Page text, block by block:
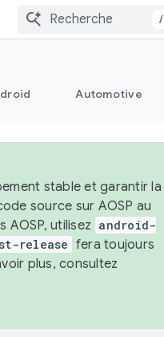
/
Automotive
stable et garantir la
source sur AOSP au
utilisez android-
release fera toujours
plus, consultez